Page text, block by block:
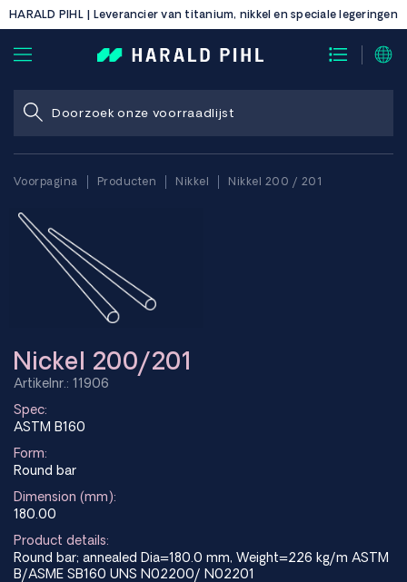
HARALD PIHL | Leverancier van titanium, nikkel en speciale legeringen
Voorpagina Producten Nikkel Nikkel 200 / 201
Nickel 200/201
Artikelnr.: 11906
Spec:
ASTM B160
Form:
Round bar
Dimension (mm):
180.00
Product details:
Round bar; annealed Dia=180.0 mm, Weight=226 kg/m ASTM
B/ASME SB160 UNS N02200/ N02201